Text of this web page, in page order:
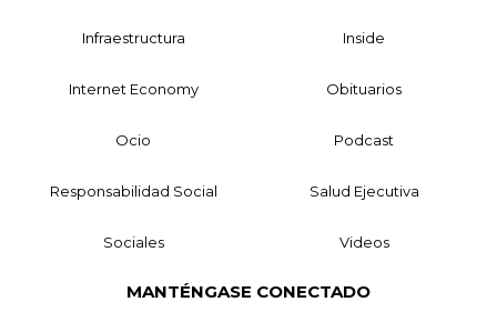
Infraestructura Inside
Internet Economy Obituarios
Ocio Podcast
Responsabilidad Social Salud Ejecutiva
Sociales Videos
MANTÉNGASE CONECTADO